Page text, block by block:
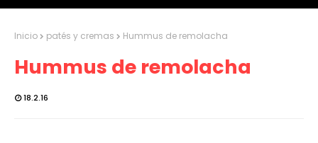
Inicio patés y cremas Hummus de remolacha
Hummus de remolacha
18.2.16